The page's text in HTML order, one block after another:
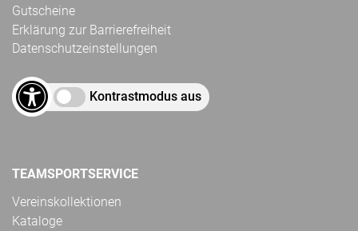
Gutscheine
Erklärung zur Barrierefreiheit
Datenschutzeinstellungen
Kontrastmodus aus
TEAMSPORTSERVICE
Vereinskollektionen
Kataloge